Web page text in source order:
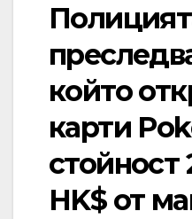
който
карти
стойност
HK$ от